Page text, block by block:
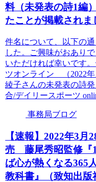
料（未発表の詩1編
たことが掲載されま
件名について、以下の
した。ご興味がおあり
いただければ幸いです
ツオンライン （2022年
綾子さんの未発表の詩
合/デイリースポーツ
事務局ブログ
【速報】2022年3月
売 藤尾秀昭監修『
ば心が熱くなる365
教科書』（致知出版